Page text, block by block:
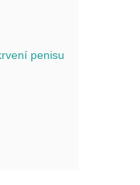
penisu